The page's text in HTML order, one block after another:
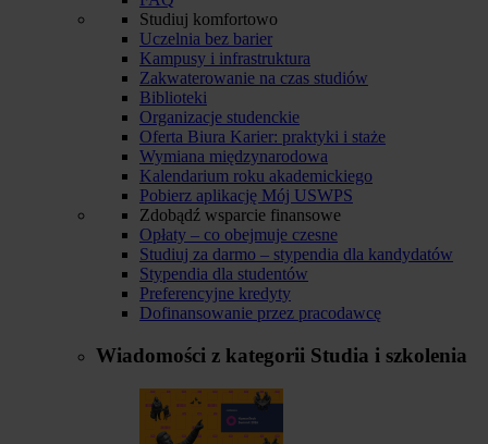
Studiuj komfortowo
Uczelnia bez barier
Kampusy i infrastruktura
Zakwaterowanie na czas studiów
Biblioteki
Organizacje studenckie
Oferta Biura Karier: praktyki i staże
Wymiana międzynarodowa
Kalendarium roku akademickiego
Pobierz aplikację Mój USWPS
Zdobądź wsparcie finansowe
Opłaty – co obejmuje czesne
Studiuj za darmo – stypendia dla kandydatów
Stypendia dla studentów
Preferencyjne kredyty
Dofinansowanie przez pracodawcę
Wiadomości z kategorii Studia i szkolenia